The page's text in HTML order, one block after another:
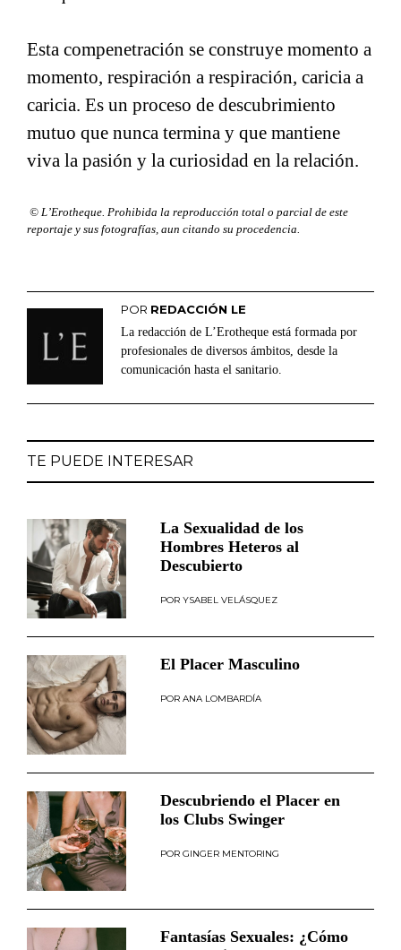
Esta compenetración se construye momento a
momento, respiración a respiración, caricia a
caricia. Es un proceso de descubrimiento
mutuo que nunca termina y que mantiene
viva la pasión y la curiosidad en la relación.
© L’Erotheque. Prohibida la reproducción total o parcial de este
reportaje y sus fotografías, aun citando su procedencia.
POR REDACCIÓN LE
La redacción de L’Erotheque está formada por
profesionales de diversos ámbitos, desde la
comunicación hasta el sanitario.
TE PUEDE INTERESAR
La Sexualidad de los
Hombres Heteros al
Descubierto
YSABEL VELÁSQUEZ
El Placer Masculino
ANA LOMBARDÍA
Descubriendo el Placer en
los Clubs Swinger
GINGER MENTORING
Fantasías Sexuales: ¿Cómo